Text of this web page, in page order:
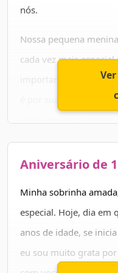
nós.
Nossa pequena
cada vez mais
importante você
é por sua família e por
sendo essa menina
Esses 15 anos foram
nossas vidas. A data é
ganhou fomos nós de
você. Feliz aniversário,
Aniversário de
Minha sobrinha
especial. Hoje, dia em
anos de idade, se
eu sou muito grata